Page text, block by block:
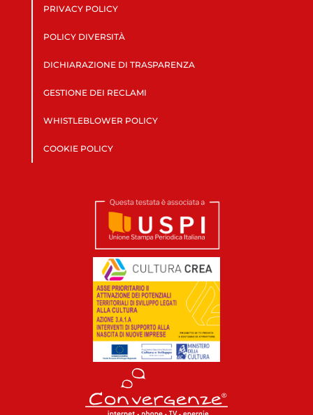
PRIVACY POLICY
POLICY DIVERSITÀ
DICHIARAZIONE DI TRASPARENZA
GESTIONE DEI RECLAMI
WHISTLEBLOWER POLICY
COOKIE POLICY